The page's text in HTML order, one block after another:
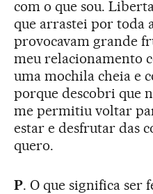
com o que sou.
que arrastei por toda
provocavam grande
meu relacionamento
uma mochila cheia e
porque descobri que
me permitiu voltar
estar e desfrutar das
quero.
P. O que significa ser